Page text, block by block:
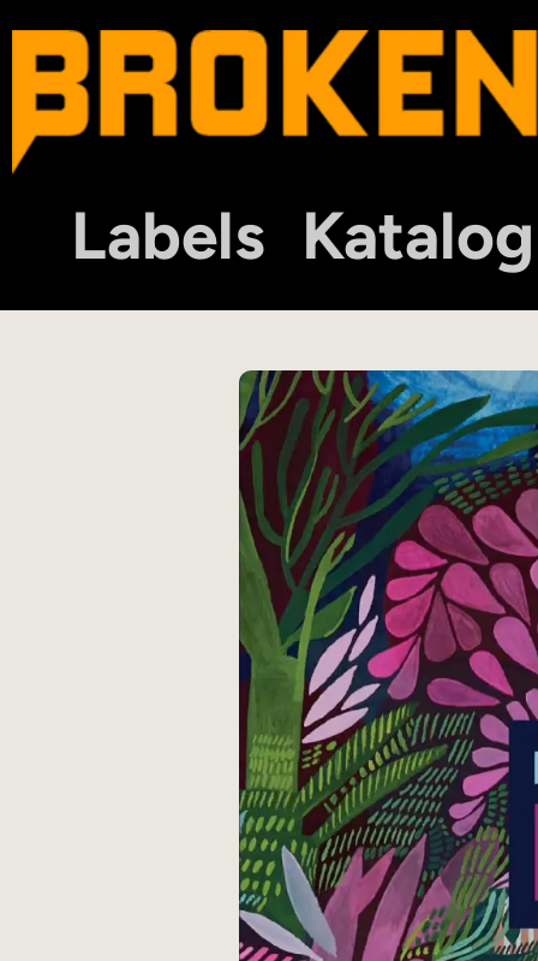
Labels Katalog